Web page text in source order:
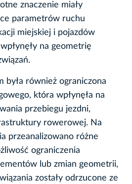
znaczenie miały
parametrów ruchu
miejskiej i pojazdów
na geometrię
była również ograniczona
która wpłynęła na
przebiegu jezdni,
rowerowej. Na
przeanalizowano różne
ograniczenia
lub zmian geometrii,
zostały odrzucone ze